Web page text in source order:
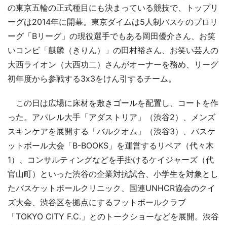
の東京五輪の正式種目にも決まっている競技で、トップリ
ーグは2014年に開幕。東京ダイムは5人制バスケのプロリ
ーグ「Bリーグ」の現役選手でもある岡田優介さん、お笑
いコンビ「麒麟（きりん）」の田村裕さん、お笑い芸人の
大西ライオン（大西功二）さんがオーナーを務め、リーグ
初年度から参戦する3x3をけん引するチーム。
この日は広場に床材を敷きゴールを配置し、コートを作
った。アパレル大手「アダストリア」（渋谷2）、メンズ
スキンケアを展開する「バルクオム」（渋谷3）、バスケ
ットボール大会「B-BOOKS」を運営するリペア（代々木
1）、コンサルティングなどを手掛けるケイジャーズ（代
官山町）といった渋谷の企業対抗試合、小学生を対象とし
たバスケットボールクリニック、国連UNHCR協会のクイ
ズ大会、渋谷区を拠点にするフットボールクラブ
「TOKYO CITY F.C.」とのトークショーなどを展開。渋谷